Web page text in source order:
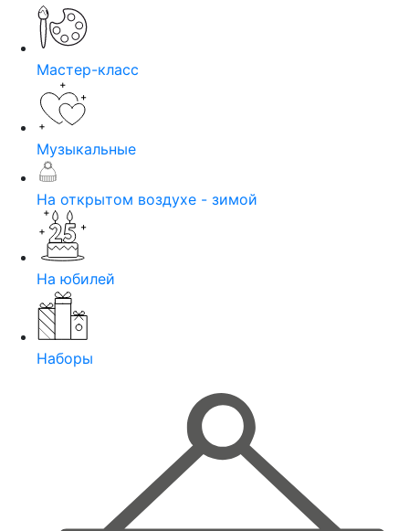
Мастер-класс
Музыкальные
На открытом воздухе - зимой
На юбилей
Наборы